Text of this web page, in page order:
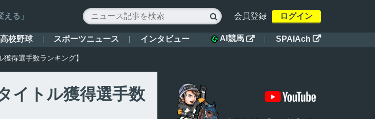
る」  会員登録 ログイン
高校野球 スポーツニュース インタビュー AI競馬  SPAIAch 
得選手数ランキング】
イトル獲得選手数